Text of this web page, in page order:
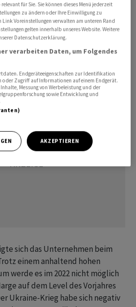
2022 hatte SGS Mitte
organischen Wachstum am
einstelligen
Dies nachdem für die
also von Januar bis Oktober, ein
von 6,2 Prozent gemeldet
sind da eine Stütze.
sich das Unternehmen beim
einem anhaltend hohen
werde es im 2022 nicht möglich
auf dem Level des Vorjahres
Ukraine-Krieg habe sich negativ
für Sie. Sie können dieses Menü jederzeit
zu ändern oder Ihre Einwilligung zu
Voreinstellungen verwalten am unteren Rand
gelten innerhalb unseres Website. Weitere
Datenschutzerklärung.
verarbeiten Daten, um Folgendes
Endgeräteeigenschaften zur Identifikation
oder Zugriff auf Informationen auf einem Endgerät.
Messung von Werbeleistung und der
sowie Entwicklung und
AKZEPTIEREN